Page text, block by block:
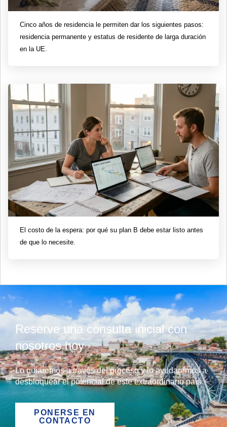
Cinco años de residencia le permiten dar los siguientes pasos:
residencia permanente y estatus de residente de larga duración
en la UE.
El costo de la espera: por qué su plan B debe estar listo antes
de que lo necesite.
Reserve una consulta inicial con
nosotros hoy
Lo guiaremos a través del proceso y lo ayudaremos a
desbloquear el potencial de este extraordinario país.
PONERSE EN
CONTACTO